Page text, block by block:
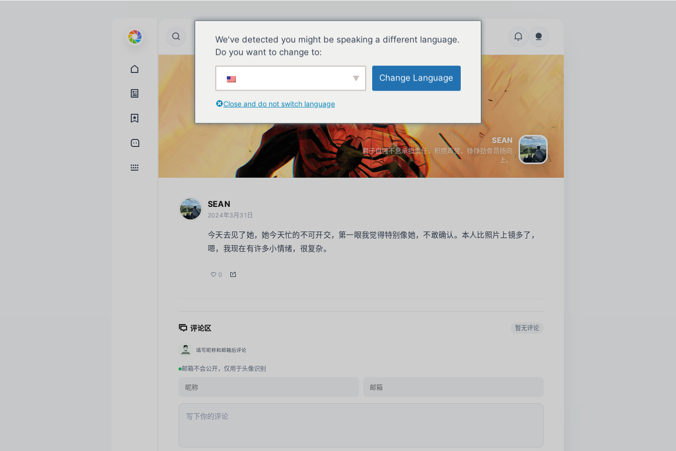
SEAN
君子自强不息承担责任，积攒声誉，铮铮劲骨昂扬向
上。
SEAN
2024年3月31日
今天去见了她，她今天忙的不可开交，第一眼我觉得特别像她，不敢确认。本人比照片上镜多了，
嗯，我现在有许多小情绪，很复杂。
0
评论区 暂无评论
填写昵称和邮箱后评论
邮箱不会公开，仅用于头像识别
We've detected you might be speaking a different language.
Do you want to change to:
Change Language
Close and do not switch language